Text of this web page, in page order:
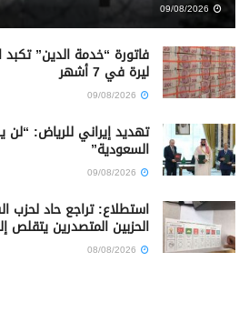
ليرة في 7 أشهر
تهديد إيراني للرياض:
السعودية”
استطلاع: تراجع حاد لحزب
الحزبين المتصدرين يتقلص إلى 2.5